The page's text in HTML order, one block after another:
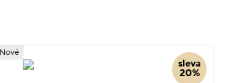
sleva
20%
Nové